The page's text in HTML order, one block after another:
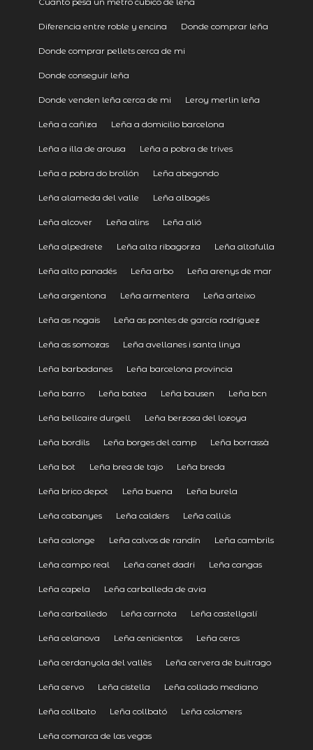
Diferencia entre roble y encina Donde comprar leña
Donde comprar pellets cerca de mi
Donde conseguir leña
Donde venden leña cerca de mi Leroy merlin leña
Leña a cañiza Leña a domicilio barcelona
Leña a illa de arousa Leña a pobra de trives
Leña a pobra do brollón Leña abegondo
Leña alameda del valle Leña albagés
Leña alcover Leña alins Leña alió
Leña alpedrete Leña alta ribagorza Leña altafulla
Leña alto panadés Leña arbo Leña arenys de mar
Leña argentona Leña armentera Leña arteixo
Leña as nogais Leña as pontes de garcía rodríguez
Leña as somozas Leña avellanes i santa linya
Leña barbadanes Leña barcelona provincia
Leña barro Leña batea Leña bausen Leña bcn
Leña bellcaire durgell Leña berzosa del lozoya
Leña bordils Leña borges del camp Leña borrassà
Leña bot Leña brea de tajo Leña breda
Leña brico depot Leña buena Leña burela
Leña cabanyes Leña calders Leña callús
Leña calonge Leña calvos de randín Leña cambrils
Leña campo real Leña canet dadri Leña cangas
Leña capela Leña carballeda de avia
Leña carballedo Leña carnota Leña castellgalí
Leña celanova Leña cenicientos Leña cercs
Leña cerdanyola del vallès Leña cervera de buitrago
Leña cervo Leña cistella Leña collado mediano
Leña collbato Leña collbató Leña colomers
Leña comarca de las vegas